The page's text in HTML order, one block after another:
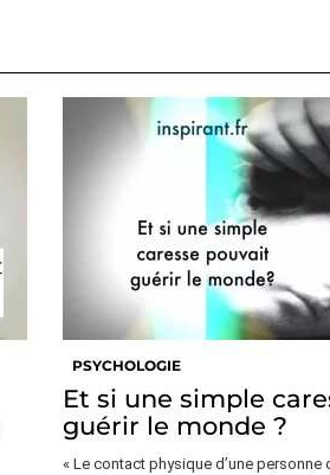
PSYCHOLOGIE
Et si une simple
guérir le monde ?
« Le contact physique d’une personne